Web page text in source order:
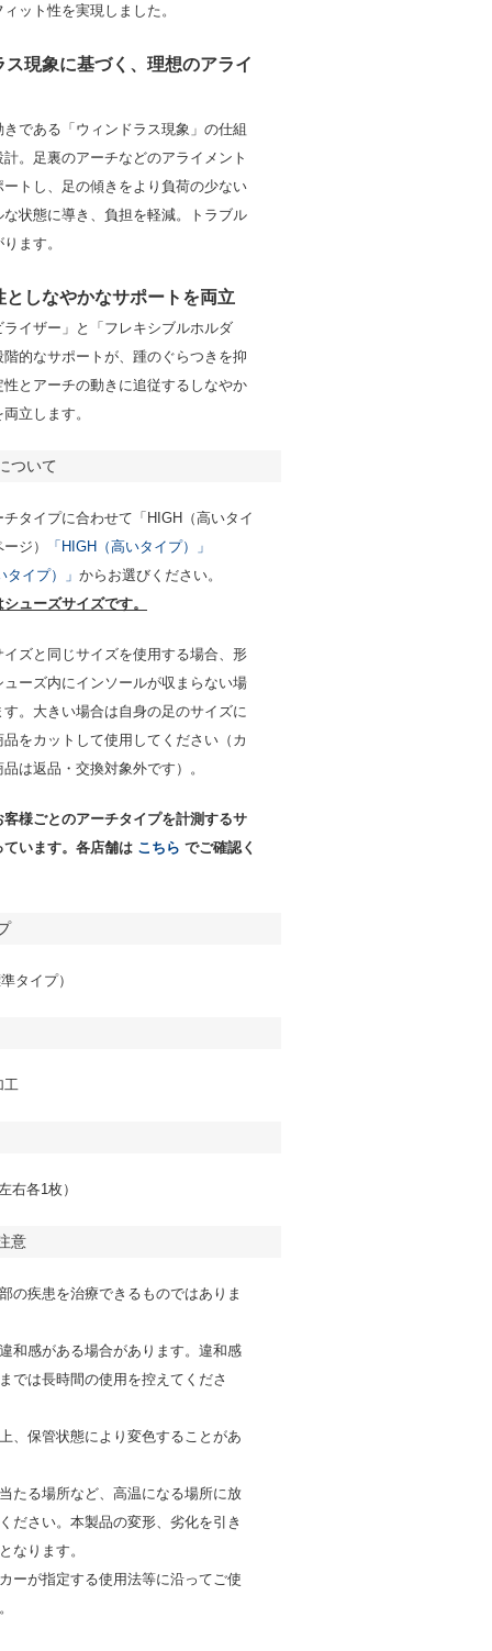
ット性を実現しました。
ス現象に基づく、理想のアライ
である「ウィンドラス現象」の仕組
。足裏のアーチなどのアライメント
ートし、足の傾きをより負荷の少ない
な状態に導き、負担を軽減。トラブル
ます。
としなやかなサポートを両立
ライザー」と「フレキシブルホルダ
的なサポートが、踵のぐらつきを抑
性とアーチの動きに追従するしなやか
立します。
ついて
タイプに合わせて「HIGH（高いタイ
ジ）
「HIGH（高いタイプ）」
イプ）」 からお選びください。
ューズサイズです。
ズと同じサイズを使用する場合、形
ューズ内にインソールが収まらない場
す。大きい場合は自身の足のサイズに
品をカットして使用してください（カ
は返品・交換対象外です）。
客様ごとのアーチタイプを計測するサ
ています。各店舗は こちら でご確認く
タイプ）
工
右各1枚）
意
の疾患を治療できるものではありま
和感がある場合があります。違和感
では長時間の使用を控えてくださ
、保管状態により変色することがあ
たる場所など、高温になる場所に放
ださい。本製品の変形、劣化を引き
なります。
ーが指定する使用法等に沿ってご使